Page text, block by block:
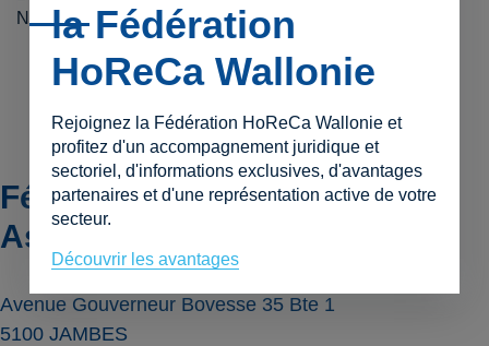
NE : 0466.784.784
Fédération HoReCa Wallonie
Asbl
Avenue Gouverneur Bovesse 35 Bte 1
5100 JAMBES
la Fédération
HoReCa Wallonie
Rejoignez la Fédération HoReCa Wallonie et
profitez d'un accompagnement juridique et
sectoriel, d'informations exclusives, d'avantages
partenaires et d'une représentation active de votre
secteur.
Découvrir les avantages